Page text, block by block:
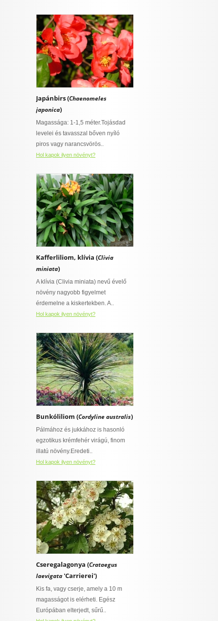
CONFIRM
Data Deletion Data Access
Japánbirs (Chaenomeles
japonica)
Magassága: 1-1,5 méter.Tojásdad
levelei és tavasszal bőven nyíló
piros vagy narancsvörös..
Hol kapok ilyen növényt?
Kafferliliom, klívia (Clivia
miniata)
A klívia (Clivia miniata) nevű évelő
növény nagyobb figyelmet
érdemelne a kiskertekben. A..
Hol kapok ilyen növényt?
Bunkóliliom (Cordyline australis)
Pálmához és jukkához is hasonló
egzotikus krémfehér virágú, finom
illatú növény.Eredeti..
Hol kapok ilyen növényt?
Cseregalagonya (Crataegus
laevigata'Carrierei')
Kis fa, vagy cserje, amely a 10 m
magasságot is elérheti. Egész
Európában elterjedt, sűrű..